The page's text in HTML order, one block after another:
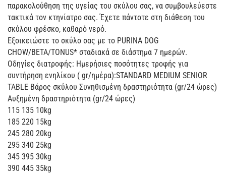
παρακολούθηση της υγείας του σκύλου σας, να συμβουλεύεστε
τακτικά τον κτηνίατρο σας. Έχετε πάντοτε στη διάθεση του
σκύλου φρέσκο, καθαρό νερό.
Εξοικειώστε το σκύλο σας με το PURINA DOG
CHOW/BETA/TONUS* σταδιακά σε διάστημα 7 ημερών.
Οδηγίες διατροφής: Ημερήσιες ποσότητες τροφής για
συντήρηση ενηλίκου ( gr/ημέρα):STANDARD MEDIUM SENIOR
TABLE Βάρος σκύλου Συνηθισμένη δραστηριότητα (gr/24 ώρες)
Αυξημένη δραστηριότητα (gr/24 ώρες)
115 135 10kg
185 220 15kg
245 280 20kg
295 340 25kg
345 395 30kg
390 445 35kg